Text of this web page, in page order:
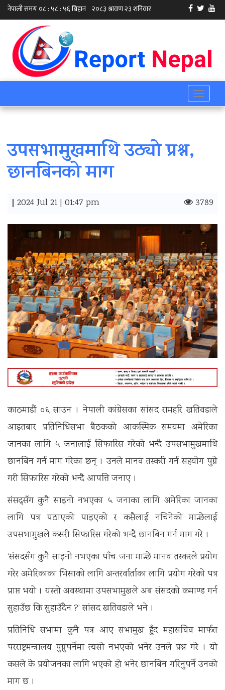
Toggle
उपसभामुखमाथि उठ्यो प्रश्न,
छानबिनको माग
| 2024 Jul 21 | 01:47 pm 3789
काठमाडौं ०६ साउन । नेपाली कांग्रेसका सांसद रामहरि खतिवडाले
आइतबार प्रतिनिधिसभा बैठकको आकस्मिक समयमा अमेरिका
जानका लागि ५ जनालाई सिफारिस गरेको भन्दै उपसभामुखमाथि
छानबिन गर्न माग गरेका छन् । उनले मानव तस्करी गर्न सहयोग पुग्ने
गरी सिफारिस गरेको भन्दै आपत्ति जनाए ।
संसद्सँग कुनै साइनो नभएका ५ जनाका लागि अमेरिका जानका
लागि पत्र पठाएको पाइएको र कसैलाई नचिनेको मान्छेलाई
उपसभामुखले कसरी सिफारिस गरेको भन्दै छानबिन गर्न माग गरे ।
‘संसदसँग कुनै साइनो नभएका पाँच जना मान्छे मानव तस्करले प्रयोग
गरेर अमेरिकाका भिसाको लागि अन्तरर्वार्ताका लागि प्रयोग गरेको पत्र
प्राप्त भयो । यस्तो अवस्थामा उपसभामुखले अब संसदको कमाण्ड गर्न
सुहाउँछ कि सुहाउँदैन ?’ सांसद खतिवडाले भने ।
प्रतिनिधि सभामा कुनै पत्र आए सभामुख हुँद महासचिव मार्फत
परराष्ट्रमन्त्रालय पुग्नुपर्नेमा त्यसो नभएको भनेर उनले प्रश्न गरे । यो
कसले के प्रयोजनका लागि भएको हो भनेर छानबिन गरिनुपर्ने उनको
माग छ ।